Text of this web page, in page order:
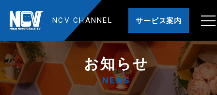
NCV CHANNEL サービス案内
お知らせ
NEWS